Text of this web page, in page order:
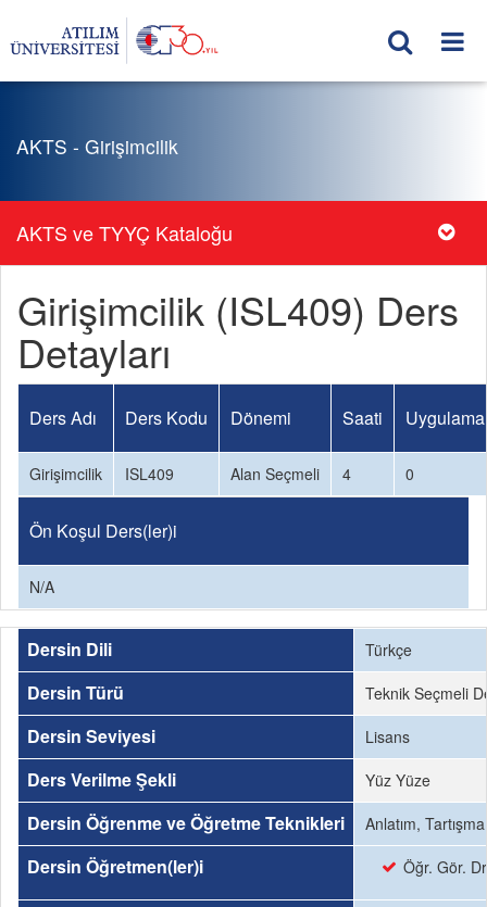
AKTS - Girişimcilik
AKTS ve TYYÇ Kataloğu
Girişimcilik (ISL409) Ders
Detayları
Ders Adı Ders Kodu Dönemi Saati
Girişimcilik ISL409 Alan Seçmeli 4 0
Ön Koşul Ders(ler)i
N/A
Dersin Dili Türkçe
Dersin Türü Teknik Seçmeli
Dersin Seviyesi Lisans
Ders Verilme Şekli Yüz Yüze
Dersin Öğrenme ve Öğretme Teknikleri Anlatım,
Dersin Öğretmen(ler)i Öğr. Gör.